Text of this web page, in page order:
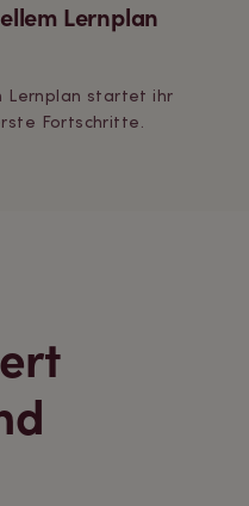
Lernplan
Lernplan startet ihr
Fortschritte.